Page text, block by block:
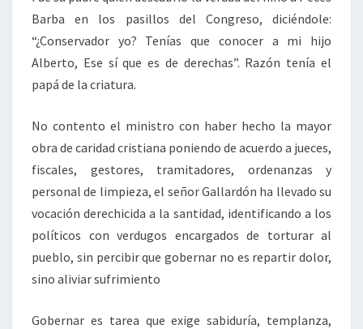
Barba en los pasillos del Congreso, diciéndole:
“¿Conservador yo? Tenías que conocer a mi hijo
Alberto, Ese sí que es de derechas”. Razón tenía el
papá de la criatura.
No contento el ministro con haber hecho la mayor
obra de caridad cristiana poniendo de acuerdo a jueces,
fiscales, gestores, tramitadores, ordenanzas y
personal de limpieza, el señor Gallardón ha llevado su
vocación derechicida a la santidad, identificando a los
políticos con verdugos encargados de torturar al
pueblo, sin percibir que gobernar no es repartir dolor,
sino aliviar sufrimiento
Gobernar es tarea que exige sabiduría, templanza,